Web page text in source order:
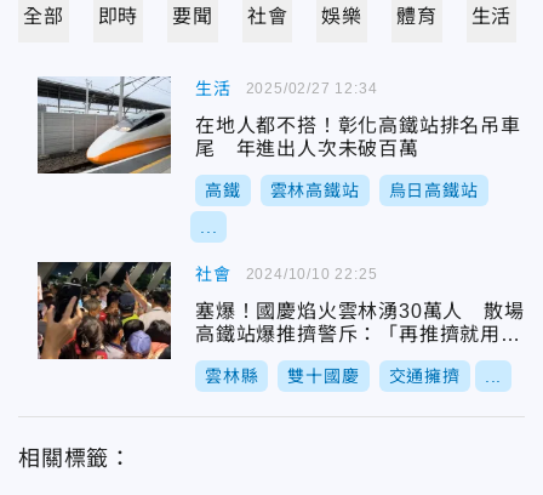
全部 即時 要聞 社會 娛樂 體育 生活
生活
在地人都不搭！彰化高鐵站排名吊車
尾 年進出人次未破百萬
高鐵 雲林高鐵站 烏日高鐵站
2025/02/27 12:34
社會
塞爆！國慶焰火雲林湧30萬人 散場
高鐵站爆推擠警斥：「再推擠就用妨
害公務辦」
雲林縣 雙十國慶 交通擁擠
2024/10/10 22:25
相關標籤：